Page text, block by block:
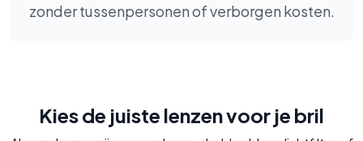
zonder tussenpersonen of verborgen kosten.
Kies de juiste lenzen voor je bril